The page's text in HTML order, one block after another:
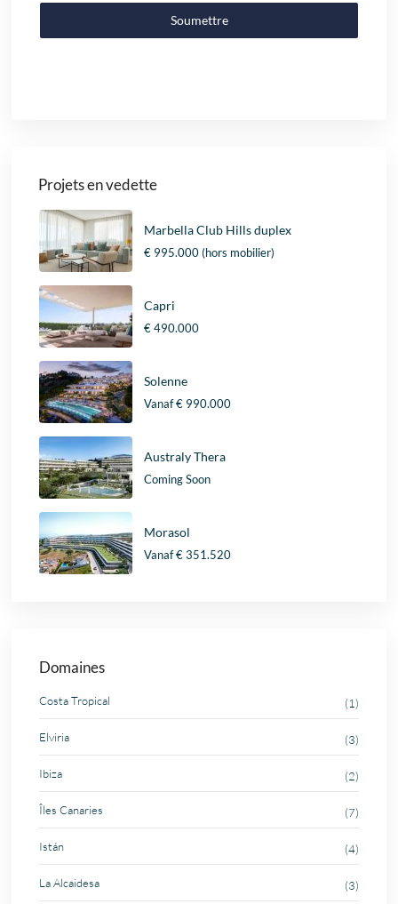
Soumettre
Projets en vedette
Marbella Club Hills duplex
€ 995.000(hors mobilier)
Capri
€ 490.000
Solenne
Vanaf€ 990.000
Australy Thera
Coming Soon
Morasol
Vanaf€ 351.520
Domaines
Costa Tropical (1)
Elviria (3)
Ibiza (2)
Îles Canaries (7)
Istán (4)
La Alcaidesa (3)